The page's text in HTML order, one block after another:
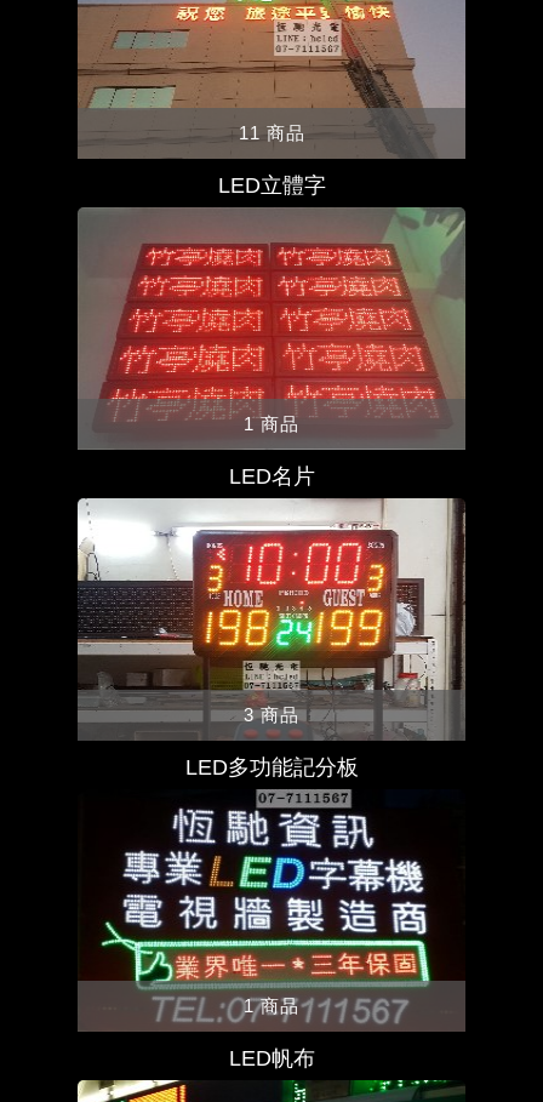
11 商品
LED立體字
1 商品
LED名片
3 商品
LED多功能記分板
1 商品
LED帆布